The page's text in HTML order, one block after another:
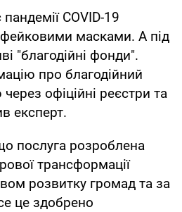
COVID-19
фейковими масками. А під
"благодійні фонди".
про благодійний
офіційні реєстри та
експерт.
послуга розроблена
трансформації
розвитку громад та за
це здобрено